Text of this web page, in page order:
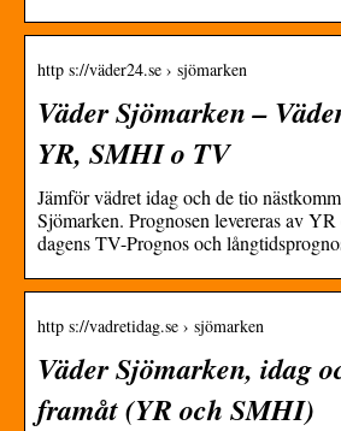
http s://väder24.se › sjömarken
Väder Sjömarken –
YR, SMHI o TV
Jämför vädret idag och de tio
Sjömarken. Prognosen levereras av
dagens TV-Prognos och
http s://vadretidag.se › sjömarken
Väder Sjömarken, idag
framåt (YR och SMHI)